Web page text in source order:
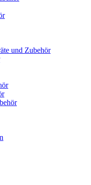
und Zubehör